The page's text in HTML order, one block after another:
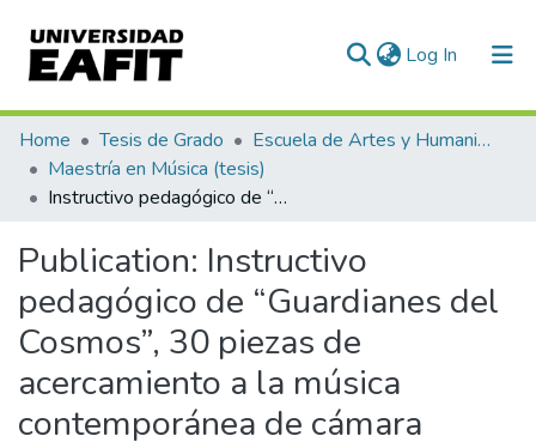
Log In (current)
Communities & Collections
All of DSpace
Home Tesis de Grado
Escuela de Artes y Humanidades
Maestría en Música (tesis)
Instructivo pedagógico de “Guardianes del Cosmos”, 30 piezas de acercamiento a la música contemporánea de cámara
Publication: Instructivo
pedagógico de “Guardianes del
Cosmos”, 30 piezas de
acercamiento a la música
contemporánea de cámara